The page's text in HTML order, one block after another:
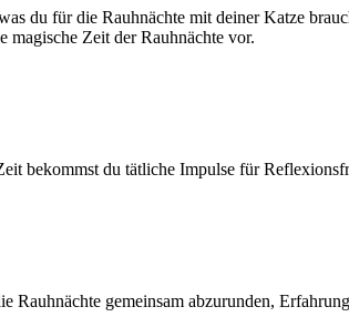
du für die Rauhnächte mit deiner Katze
magische Zeit der Rauhnächte vor.
bekommst du tätliche Impulse für
Rauhnächte gemeinsam abzurunden,